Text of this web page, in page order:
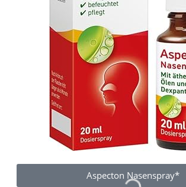
Aspecton Nasenspray*